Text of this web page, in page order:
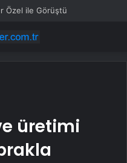
Özel ile Görüştü
üretimi